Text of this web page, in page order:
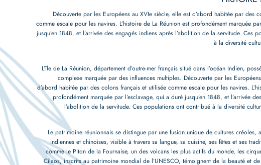
Découverte par les Européens au XVIe siècle, elle est d’abord habitée par des
comme escale pour les navires. L’histoire de La Réunion est profondément marquée
jusqu’en 1848, et l’arrivée des engagés indiens après l’abolition de la servitude. Ces
à la diversité
L’île de La Réunion, département d’outre-mer français situé dans l’océan Indien,
complexe marquée par des influences multiples. Découverte par les
d’abord habitée par des colons français et utilisée comme escale pour les navires.
profondément marquée par l’esclavage, qui a duré jusqu’en 1848, et l’arrivée
l’abolition de la servitude. Ces populations ont contribué à la diversité
Le patrimoine réunionnais se distingue par une fusion unique de cultures créoles,
indiennes et chinoises, visible à travers sa langue, sa cuisine, ses fêtes et ses
comme le Piton de la Fournaise, un des volcans les plus actifs du monde, les
Cilaos, inscrits au patrimoine mondial de l’UNESCO, témoignent de la beauté et